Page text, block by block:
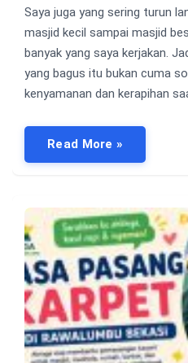
Saya juga yang sering turun
masjid kecil sampai masjid
banyak yang saya kerjakan.
yang bagus itu bukan cuma
kenyamanan dan kerapihan
Read More »